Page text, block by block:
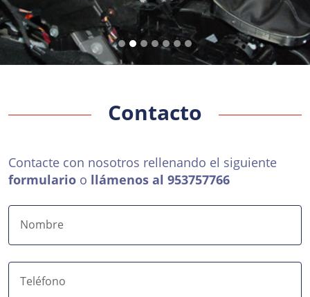
Contacto
Contacte con nosotros rellenando el siguiente
formulario o llámenos al 953757766
Nombre
Teléfono